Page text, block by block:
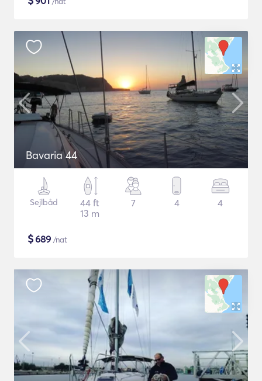
Bavaria 44
Sejlbåd
44 ft
13 m
7 4 4
$689 /nat